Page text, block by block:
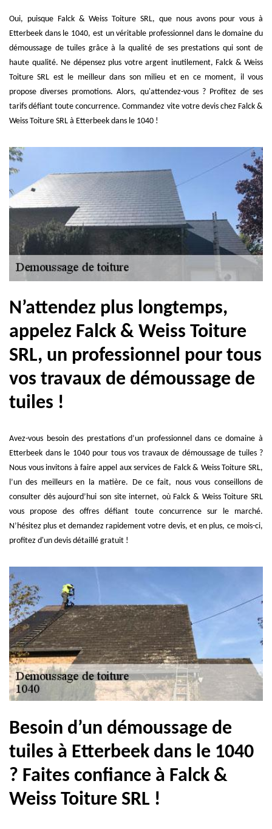
Oui, puisque Falck & Weiss Toiture SRL, que nous avons pour vous à
Etterbeek dans le 1040, est un véritable professionnel dans le domaine du
démoussage de tuiles grâce à la qualité de ses prestations qui sont de
haute qualité. Ne dépensez plus votre argent inutilement, Falck & Weiss
Toiture SRL est le meilleur dans son milieu et en ce moment, il vous
propose diverses promotions. Alors, qu'attendez-vous ? Profitez de ses
tarifs défiant toute concurrence. Commandez vite votre devis chez Falck &
Weiss Toiture SRL à Etterbeek dans le 1040 !
N’attendez plus longtemps,
appelez Falck & Weiss Toiture
SRL, un professionnel pour tous
vos travaux de démoussage de
tuiles !
Avez-vous besoin des prestations d’un professionnel dans ce domaine à
Etterbeek dans le 1040 pour tous vos travaux de démoussage de tuiles ?
Nous vous invitons à faire appel aux services de Falck & Weiss Toiture SRL,
l’un des meilleurs en la matière. De ce fait, nous vous conseillons de
consulter dès aujourd’hui son site internet, où Falck & Weiss Toiture SRL
vous propose des offres défiant toute concurrence sur le marché.
N’hésitez plus et demandez rapidement votre devis, et en plus, ce mois-ci,
profitez d'un devis détaillé gratuit !
Besoin d’un démoussage de
tuiles à Etterbeek dans le 1040
? Faites confiance à Falck &
Weiss Toiture SRL !